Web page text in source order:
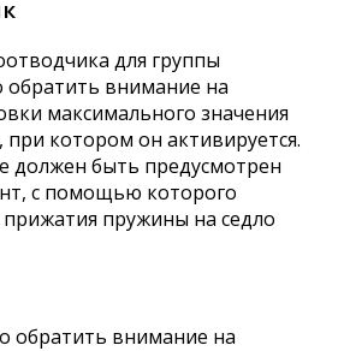
для группы
обратить внимание на
максимального значения
при котором он активируется.
должен быть предусмотрен
с помощью которого
прижатия пружины на седло
обратить внимание на